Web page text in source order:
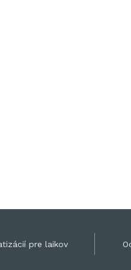
pre laikov